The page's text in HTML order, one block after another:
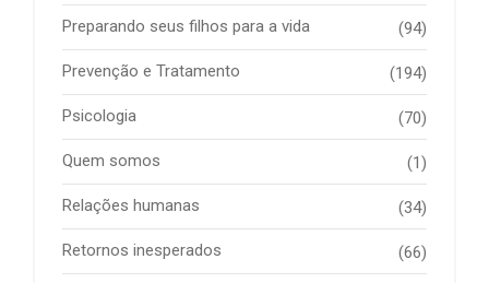
Preparando seus filhos para a vida (94)
Prevenção e Tratamento (194)
Psicologia (70)
Quem somos (1)
Relações humanas (34)
Retornos inesperados (66)